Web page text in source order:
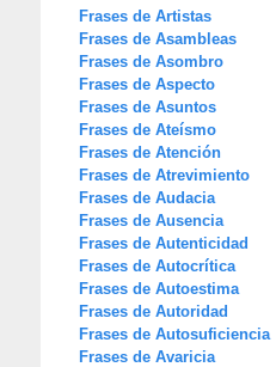
Frases de Artistas
Frases de Asambleas
Frases de Asombro
Frases de Aspecto
Frases de Asuntos
Frases de Ateísmo
Frases de Atención
Frases de Atrevimiento
Frases de Audacia
Frases de Ausencia
Frases de Autenticidad
Frases de Autocrítica
Frases de Autoestima
Frases de Autoridad
Frases de Autosuficiencia
Frases de Avaricia